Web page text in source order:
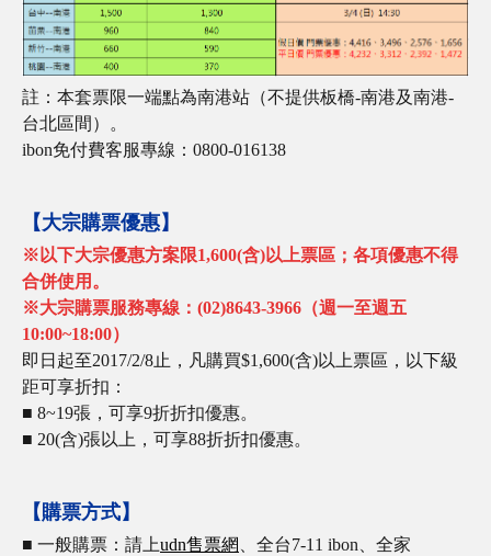
註：本套票限一端點為南港站（不提供板橋-南港及南港-
台北區間）。
ibon免付費客服專線：0800-016138
【大宗購票優惠】
※ 以下大宗優惠方案限1,600(含)以上票區；各項優惠不得
合併使用。
※大宗購票服務專線： (02)8643-3966 （週一至週五
10:00~18:00）
即日起至2017/2/8止，凡購買$1,600(含)以上票區，以下級
距可享折扣：
■ 8~19張，可享9折折扣優惠。
■ 20(含)張以上，可享88折折扣優惠。
【購票方式】
■ 一般購票：請上udn售票網
、全台7-11 ibon、全家